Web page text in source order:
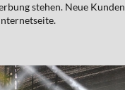
stehen. Neue